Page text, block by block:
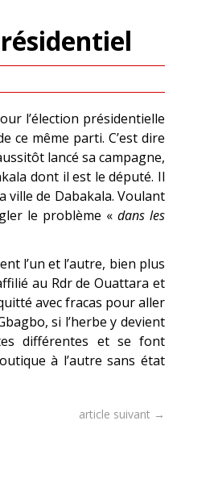
l’élection présidentielle
ce même parti. C’est dire
lancé sa campagne,
dont il est le député. Il
ville de Dabakala. Voulant
le problème « dans les
l’un et l’autre, bien plus
au Rdr de Ouattara et
avec fracas pour aller
si l’herbe y devient
différentes et se font
à l’autre sans état
article suivant →